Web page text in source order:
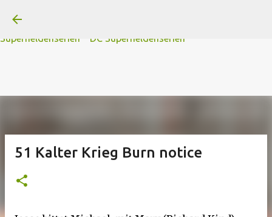
N
Superheldenserien
DC Superheldenserien
51 Kalter Krieg Burn notice